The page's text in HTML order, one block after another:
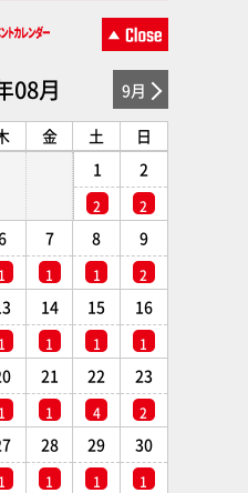
08月 9月
金 土
日
1
2
2
2
1
7
1
8
1
9
2
1
14
1
15
1
16
1
1
21
1
22
4
23
2
1
28
1
29
1
30
1